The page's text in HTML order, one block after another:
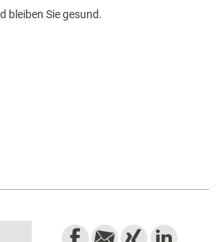
bleiben Sie gesund.